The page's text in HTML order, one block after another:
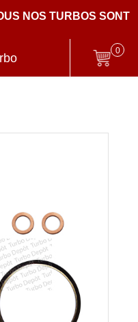
NOS TURBOS SONT
0